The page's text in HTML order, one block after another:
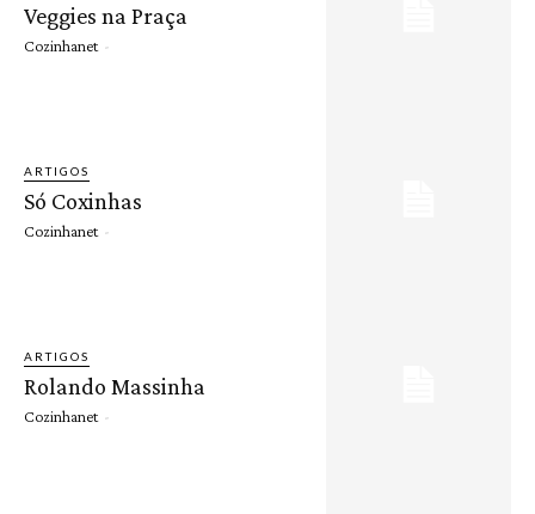
Veggies na Praça
Cozinhanet -
ARTIGOS
Só Coxinhas
Cozinhanet -
ARTIGOS
Rolando Massinha
Cozinhanet -